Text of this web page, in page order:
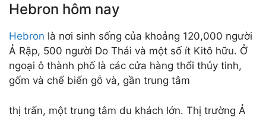
Hebron hôm nay
Hebron là nơi sinh sống của khoảng 120,000 người
Ả Rập, 500 người Do Thái và một số ít Kitô hữu. Ở
ngoại ô thành phố là các cửa hàng thổi thủy tinh,
gốm và chế biến gỗ và, gần trung tâm
thị trấn, một trung tâm du khách lớn. Thị trường Ả